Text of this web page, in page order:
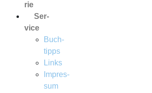
rie
Ser­
vice
Buch­
tipps
Links
Impres­
sum